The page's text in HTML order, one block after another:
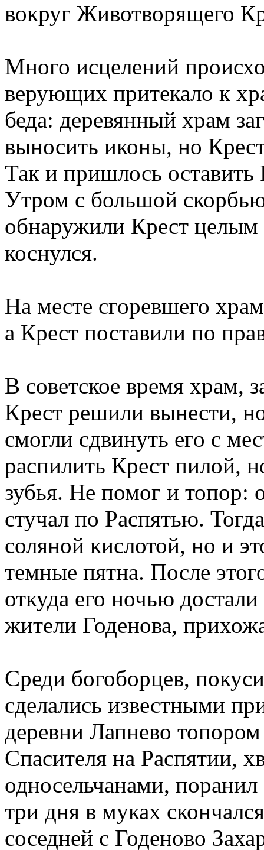
вокруг Животворящего
Много исцелений
верующих притекало к
беда: деревянный храм
выносить иконы, но
Так и пришлось
Утром с большой
обнаружили Крест
коснулся.
На месте сгоревшего
а Крест поставили по
В советское время храм,
Крест решили вынести,
смогли сдвинуть его с
распилить Крест пилой,
зубья. Не помог и топор:
стучал по Распятью.
соляной кислотой, но и
темные пятна. После
откуда его ночью
жители Годенова,
Среди богоборцев,
сделались известными
деревни Лапнево
Спасителя на Распятии,
односельчанами,
три дня в муках
соседней с Годеново